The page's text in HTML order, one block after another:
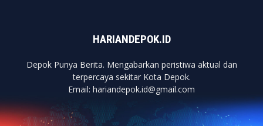
HARIANDEPOK.ID
Depok Punya Berita. Mengabarkan peristiwa aktual dan
terpercaya sekitar Kota Depok.
Email: hariandepok.id@gmail.com